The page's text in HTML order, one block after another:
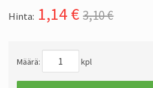
Hinta: 1,14€ 3,10 €
Määrä: kpl